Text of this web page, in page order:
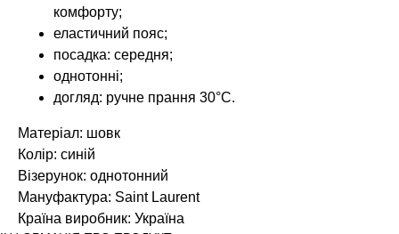
комфорту;
еластичний пояс;
посадка: середня;
однотонні;
догляд: ручне прання 30°C.
Матеріал: шовк
Колір: синій
Візерунок: однотонний
Мануфактура: Saint Laurent
Країна виробник: Україна